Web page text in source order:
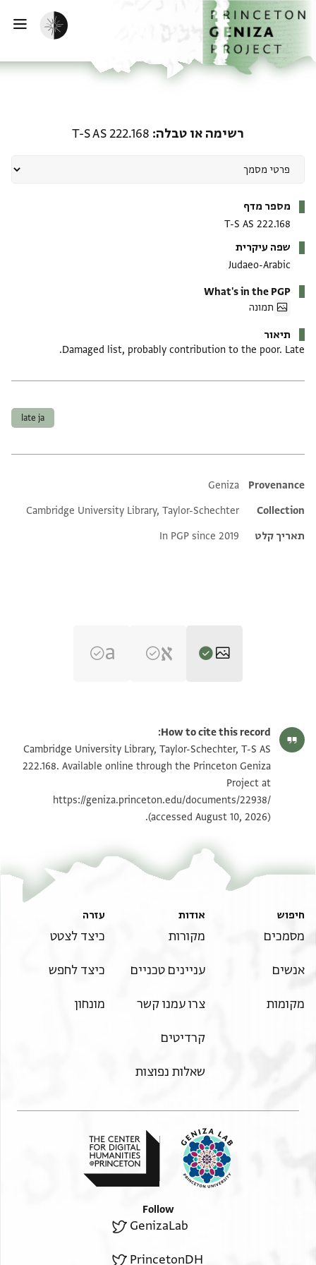
לתוכןהבית
הפעלת מצב כהה
רשימה או טבלה T-S AS 222.168
מספר מדף
T-S AS 222.168
שפה עיקרית
Judaeo-Arabic
What's in the PGP
תמונה
תיאור
Damaged list, probably contribution to the poor. Late.
late ja
Additional metadata
Provenance
Geniza
Collection
Cambridge University Library, Taylor-Schechter
תאריך קלט
In PGP since 2019
T-S AS 222.168 1v הגדל וסובב
תנאי היתר שימוש בתצלום
How to cite this record:
Cambridge University Library, Taylor-Schechter, T-S AS
222.168. Available online through the Princeton Geniza
Project at
https://geniza.princeton.edu/documents/22938/
(accessed August 10, 2026).
חיפוש
מסמכים
אנשים
מקומות
אודות
מקורות
עניינים טכניים
צרו עמנו קשר
קרדיטים
שאלות נפוצות
עזרה
כיצד לצטט
כיצד לחפש
מונחון
Follow
GenizaLab
PrincetonDH